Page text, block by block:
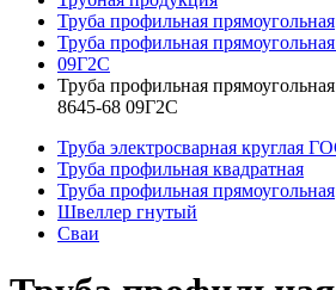
Труба профильная прямоугольная
Труба профильная
09Г2С
Труба профильная
8645-68 09Г2С
Труба электросварная круглая
Труба профильная квадратная
Труба профильная прямоугольная
Швеллер гнутый
Сваи